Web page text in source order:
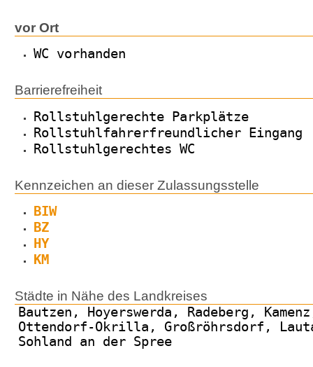
vor Ort
WC vorhanden
Barrierefreiheit
Rollstuhlgerechte Parkplätze
Rollstuhlfahrerfreundlicher Eingang
Rollstuhlgerechtes WC
Kennzeichen an dieser Zulassungsstelle
BIW
BZ
HY
KM
Städte in Nähe des Landkreises
Bautzen, Hoyerswerda, Radeberg,
Ottendorf-Okrilla, Großröhrsdorf,
Sohland an der Spree